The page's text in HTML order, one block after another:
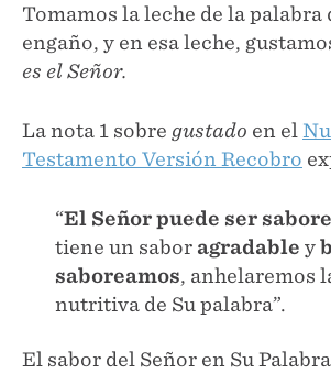
Tomamos la leche de la palabra
engaño, y en esa leche,
es el Señor.
La nota 1 sobre gustado en el
Testamento Versión Recobro
“El Señor puede ser
tiene un sabor agradable y
saboreamos, anhelaremos
nutritiva de Su palabra”.
El sabor del Señor en Su